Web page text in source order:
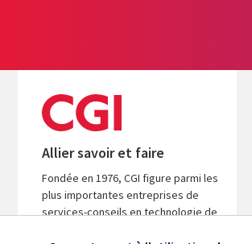
Allier savoir et faire
Fondée en 1976, CGI figure parmi les
plus importantes entreprises de
services-conseils en technologie de